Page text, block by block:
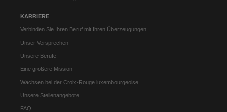
KARRIERE
Verbinden Sie Ihren Beruf mit Ihren Überzeugungen
Unser Versprechen
Unsere Berufe
Eine größere Mission
Wachsen bei der Croix-Rouge luxembourgeoise
Unsere Stellenangebote
FAQ